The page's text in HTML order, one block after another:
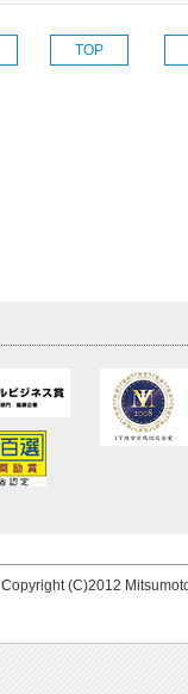
TOP
Copyright (C)2012